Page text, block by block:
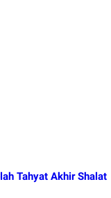
Tahyat Akhir Shalat